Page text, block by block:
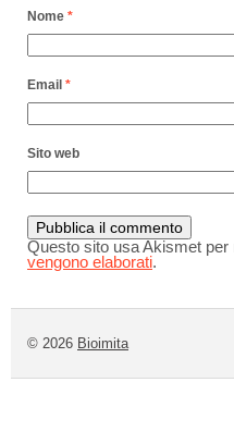
Nome *
Email *
Sito web
Questo sito usa Akismet per
vengono elaborati.
© 2026 Bioimita